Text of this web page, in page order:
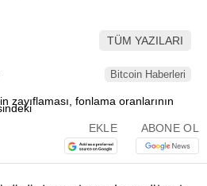
TÜM YAZILARI
Bitcoin Haberleri
EKLE ABONE OL